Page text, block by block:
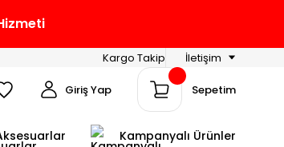
Kargo Takip
İletişim
Giriş Yap Sepetim
Kampanyalı Ürünler